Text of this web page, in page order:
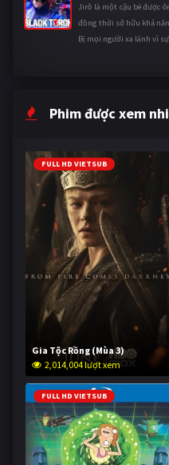
Jirô là một cậu bé được
đồng thời sở hữu khả
Bị mọi người xa lánh vì
Phim được xem
FULL HD VIETSUB
Gia Tộc Rồng (Mùa 3)
2,014,004 lượt xem
FULL HD VIETSUB